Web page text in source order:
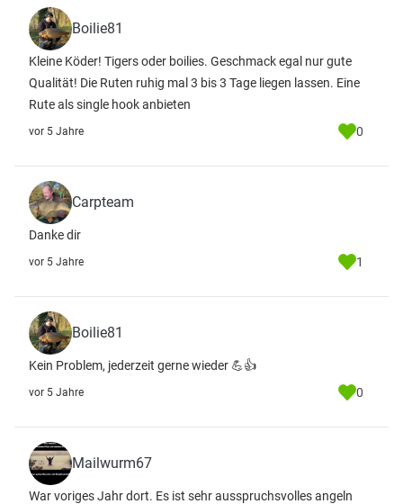
Boilie81
Kleine Köder! Tigers oder boilies. Geschmack egal nur gute
Qualität! Die Ruten ruhig mal 3 bis 3 Tage liegen lassen. Eine
Rute als single hook anbieten
vor 5 Jahre 0
Carpteam
Danke dir
vor 5 Jahre 1
Boilie81
Kein Problem, jederzeit gerne wieder 💪👍
vor 5 Jahre 0
Mailwurm67
War voriges Jahr dort. Es ist sehr ausspruchsvolles angeln